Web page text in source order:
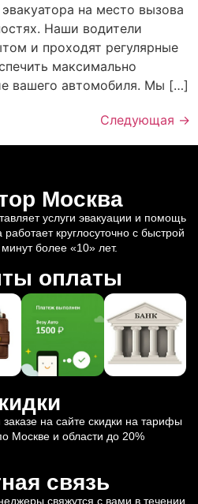
на место вызова
Наши водители
и проходят регулярные
максимально
вашего автомобиля. Мы […]
Следующая →
Москва
услуги эвакуации и помощь
круглосуточно с быстрой
более «10» лет.
оплаты
на сайте скидки на тарифы
Москве и области до 20%
связь
свяжутся с вами в течении